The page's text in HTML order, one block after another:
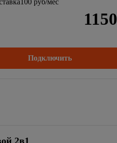
1150
Подключить
2в1